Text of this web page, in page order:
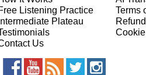
Listening Practice
Intermediate Plateau
Us
Terms